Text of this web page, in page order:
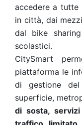
accedere a tutte
in città, dai
dal bike
scolastici.
CitySmart
piattaforma le
di gestione
superficie,
di sosta,